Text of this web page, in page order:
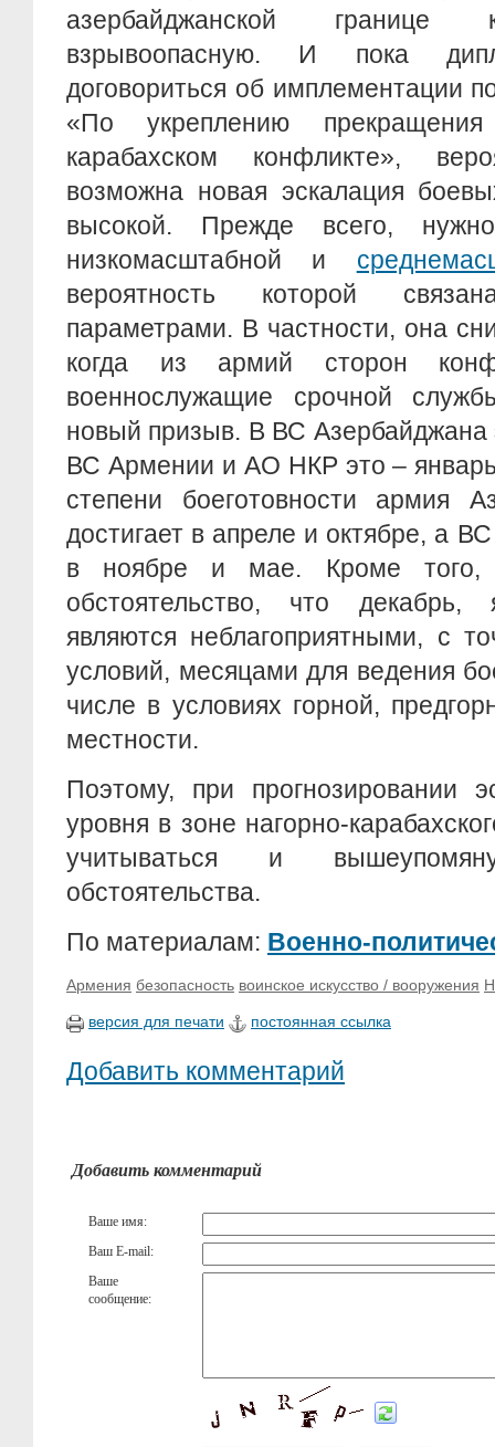
азербайджанской границе
взрывоопасную. И пока
договориться об имплементации
«По укреплению
карабахском конфликте»,
возможна новая эскалация
высокой. Прежде всего,
низкомасштабной и
вероятность которой
параметрами. В частности, она
когда из армий сторон
военнослужащие срочной
новый призыв. В ВС Азербайджана
ВС Армении и АО НКР это –
степени боеготовности армия
достигает в апреле и октябре, а
в ноябре и мае. Кроме того,
обстоятельство, что
являются неблагоприятными, с
условий, месяцами для ведения
числе в условиях горной,
местности.
Поэтому, при прогнозировании
уровня в зоне нагорно-
учитываться и
обстоятельства.
По материалам: Военно-
Армения безопасность воинское искусство / вооружения
версия для печати постоянная ссылка
Добавить комментарий
Добавить комментарий
Ваше имя:
Ваш E-mail:
Ваше
сообщение: